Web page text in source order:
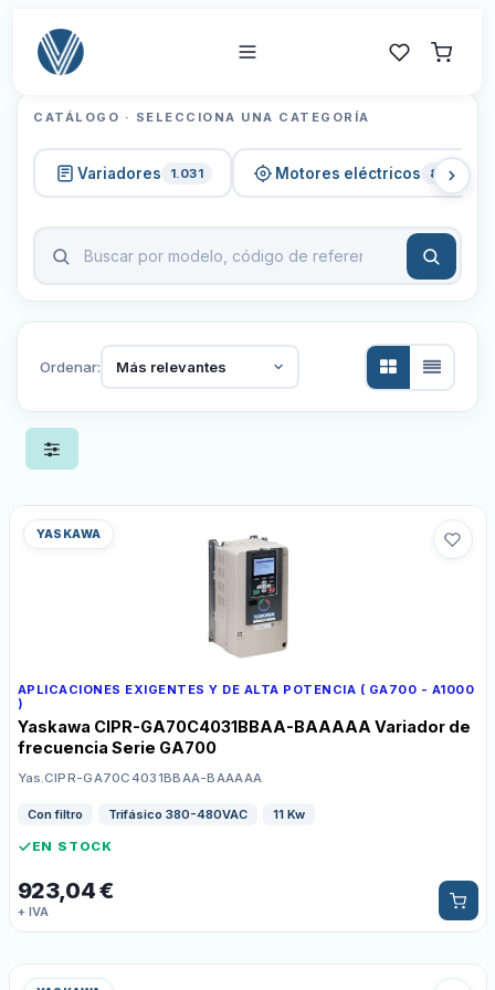
CATÁLOGO · SELECCIONA UNA CATEGORÍA
Variadores 1.031 Motores eléctricos 820
Ordenar: Más relevantes
YASKAWA
APLICACIONES EXIGENTES Y DE ALTA POTENCIA ( GA700 - A1000
)
Yaskawa CIPR-GA70C4031BBAA-BAAAAA Variador de
frecuencia Serie GA700
Yas.CIPR-GA70C4031BBAA-BAAAAA
Con filtro Trifásico 380-480VAC 11 Kw
EN STOCK
923,04€
+ IVA